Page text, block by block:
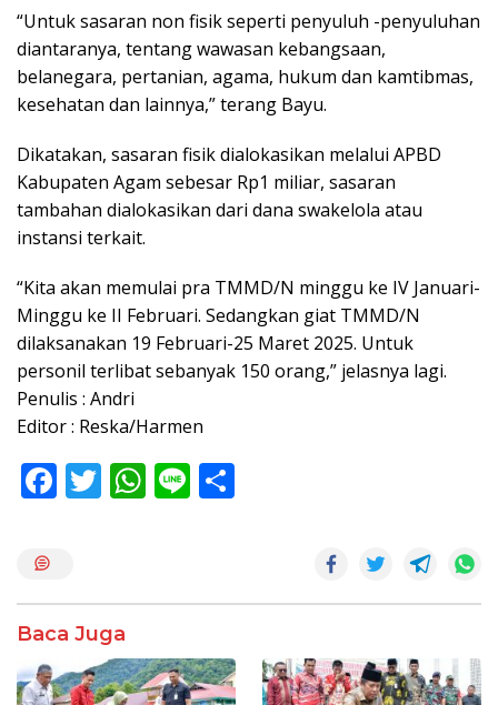
“Untuk sasaran non fisik seperti penyuluh -penyuluhan
diantaranya, tentang wawasan kebangsaan,
belanegara, pertanian, agama, hukum dan kamtibmas,
kesehatan dan lainnya,” terang Bayu.
Dikatakan, sasaran fisik dialokasikan melalui APBD
Kabupaten Agam sebesar Rp1 miliar, sasaran
tambahan dialokasikan dari dana swakelola atau
instansi terkait.
“Kita akan memulai pra TMMD/N minggu ke IV Januari-
Minggu ke II Februari. Sedangkan giat TMMD/N
dilaksanakan 19 Februari-25 Maret 2025. Untuk
personil terlibat sebanyak 150 orang,” jelasnya lagi.
Penulis : Andri
Editor : Reska/Harmen
F
o
k
T W
p
p
Li
Baca Juga